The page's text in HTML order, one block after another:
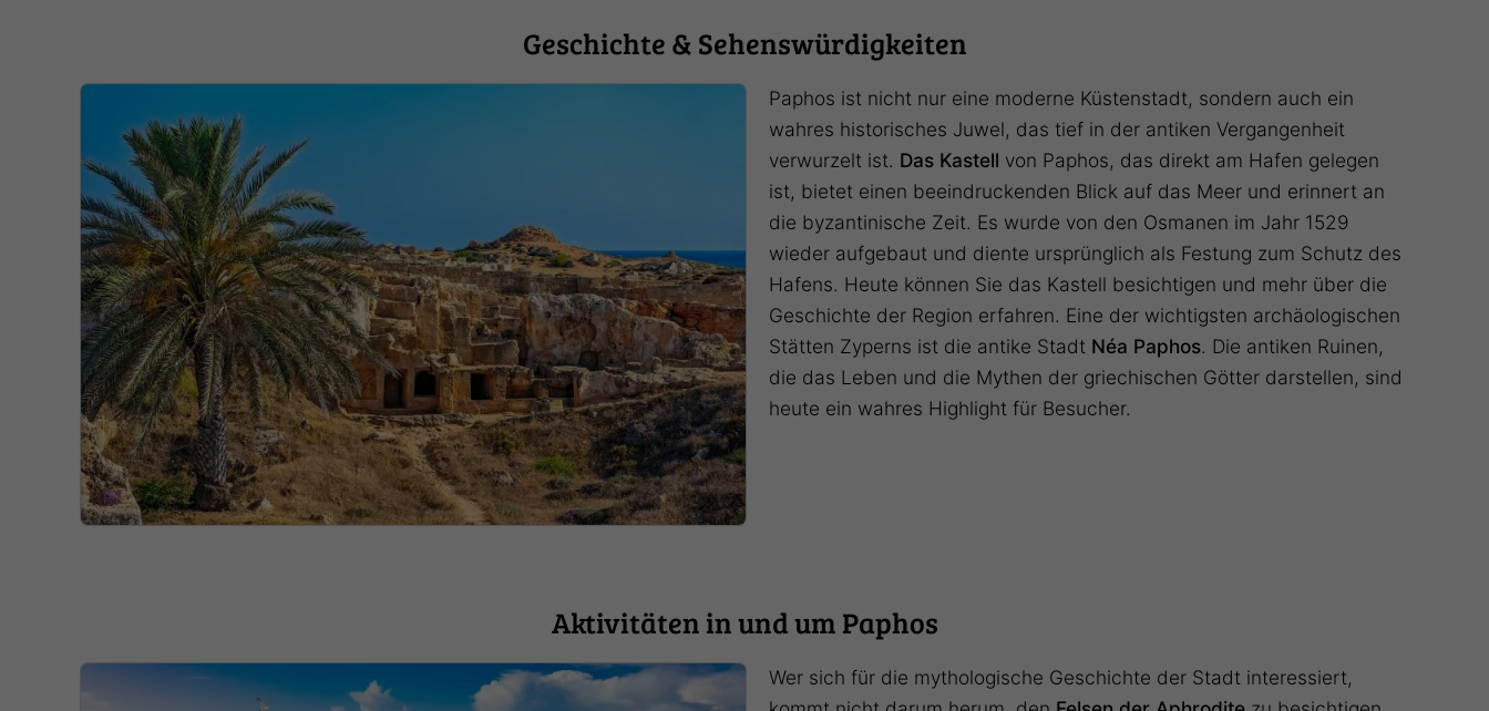
Geschichte & Sehenswürdigkeiten
Paphos ist nicht nur eine moderne Küstenstadt, sondern auch ein
wahres historisches Juwel, das tief in der antiken Vergangenheit
verwurzelt ist. Das Kastell von Paphos, das direkt am Hafen gelegen
ist, bietet einen beeindruckenden Blick auf das Meer und erinnert an
die byzantinische Zeit. Es wurde von den Osmanen im Jahr 1529
wieder aufgebaut und diente ursprünglich als Festung zum Schutz des
Hafens. Heute können Sie das Kastell besichtigen und mehr über die
Geschichte der Region erfahren. Eine der wichtigsten archäologischen
Stätten Zyperns ist die antike Stadt Néa Paphos. Die antiken Ruinen,
die das Leben und die Mythen der griechischen Götter darstellen, sind
heute ein wahres Highlight für Besucher.
Aktivitäten in und um Paphos
Wer sich für die mythologische Geschichte der Stadt interessiert,